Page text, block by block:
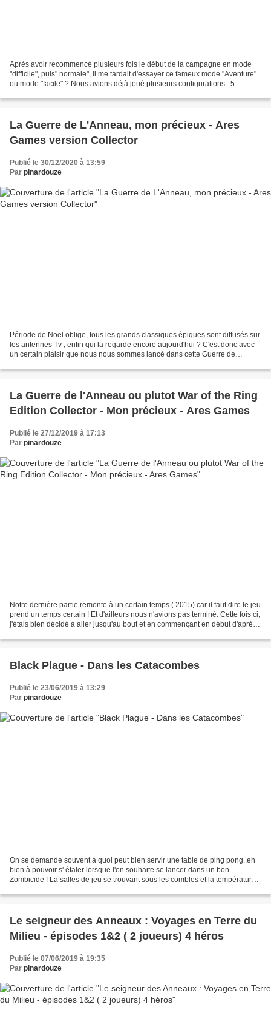
Après avoir recommencé plusieurs fois le début de la campagne en mode
"difficile", puis" normale", il me tardait d'essayer ce fameux mode "Aventure"
ou mode "facile" ? Nous avions déjà joué plusieurs configurations : 5
La Guerre de L'Anneau, mon précieux - Ares
Games version Collector
Publié le 30/12/2020 à 13:59
Par pinardouze
Période de Noel oblige, tous les grands classiques épiques sont diffusés sur
les antennes Tv , enfin qui la regarde encore aujourd'hui ? C'est donc avec
un certain plaisir que nous nous sommes lancé dans cette Guerre de
La Guerre de l'Anneau ou plutot War of the Ring
Edition Collector - Mon précieux - Ares Games
Publié le 27/12/2019 à 17:13
Par pinardouze
Notre dernière partie remonte à un certain temps ( 2015) car il faut dire le jeu
prend un temps certain ! Et d'ailleurs nous n'avions pas terminé. Cette fois ci,
j'étais bien décidé à aller jusqu'au bout et en commençant en début d'après
Black Plague - Dans les Catacombes
Publié le 23/06/2019 à 13:29
Par pinardouze
On se demande souvent à quoi peut bien servir une table de ping pong..eh
bien à pouvoir s' étaler lorsque l'on souhaite se lancer dans un bon
Zombicide ! La salles de jeu se trouvant sous les combles et la température
Le seigneur des Anneaux : Voyages en Terre du
Milieu - épisodes 1&2 ( 2 joueurs) 4 héros
Publié le 07/06/2019 à 19:35
Par pinardouze